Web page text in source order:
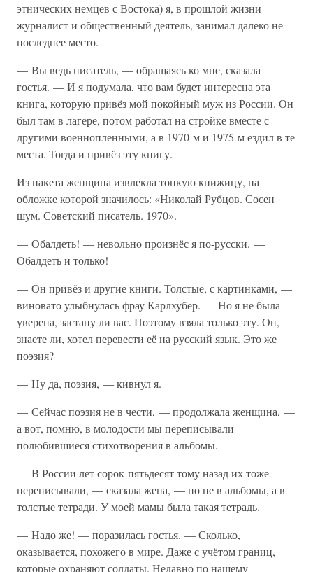
этнических немцев с Востока) я, в прошлой жизни
журналист и общественный деятель, занимал далеко не
последнее место.
— Вы ведь писатель, — обращаясь ко мне, сказала
гостья. — И я подумала, что вам будет интересна эта
книга, которую привёз мой покойный муж из России. Он
был там в лагере, потом работал на стройке вместе с
другими военнопленными, а в 1970-м и 1975-м ездил в те
места. Тогда и привёз эту книгу.
Из пакета женщина извлекла тонкую книжицу, на
обложке которой значилось: «Николай Рубцов. Сосен
шум. Советский писатель. 1970».
— Обалдеть! — невольно произнёс я по-русски. —
Обалдеть и только!
— Он привёз и другие книги. Толстые, с картинками, —
виновато улыбнулась фрау Карлхубер. — Но я не была
уверена, застану ли вас. Поэтому взяла только эту. Он,
знаете ли, хотел перевести её на русский язык. Это же
поэзия?
— Ну да, поэзия, — кивнул я.
— Сейчас поэзия не в чести, — продолжала женщина, —
а вот, помню, в молодости мы переписывали
полюбившиеся стихотворения в альбомы.
— В России лет сорок-пятьдесят тому назад их тоже
переписывали, — сказала жена, — но не в альбомы, а в
толстые тетради. У моей мамы была такая тетрадь.
— Надо же! — поразилась гостья. — Сколько,
оказывается, похожего в мире. Даже с учётом границ,
которые охраняют солдаты. Недавно по нашему